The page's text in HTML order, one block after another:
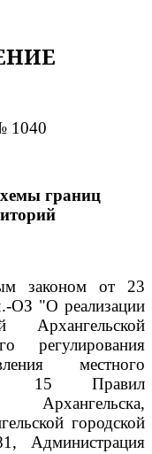
1040
границ
законом от 23
ОЗ "О реализации
Архангельской
регулирования
местного
15 Правил
городской